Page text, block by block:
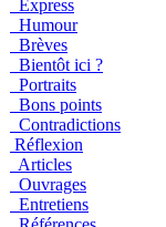
Express
Humour
Brèves
Bientôt ici ?
Portraits
Bons points
Contradictions
Réflexion
Articles
Ouvrages
Entretiens